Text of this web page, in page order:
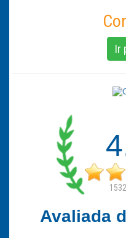
Ir
1532
Avaliada